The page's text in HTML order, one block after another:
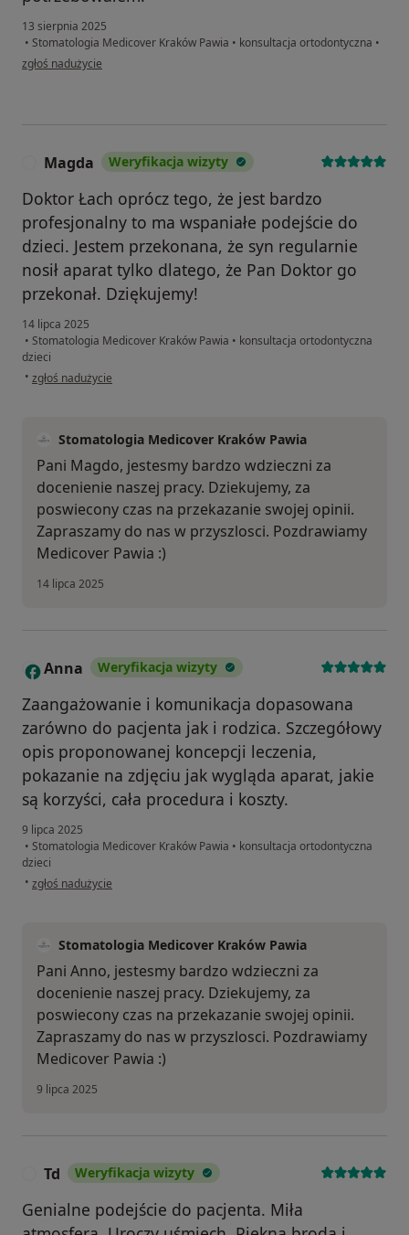
13 sierpnia 2025
• Stomatologia Medicover Kraków Pawia • konsultacja ortodontyczna •
w opinii użytkownika Pacjent
zgłoś nadużycie
Magda Weryfikacja wizyty
Doktor Łach oprócz tego, że jest bardzo
profesjonalny to ma wspaniałe podejście do
dzieci. Jestem przekonana, że syn regularnie
nosił aparat tylko dlatego, że Pan Doktor go
przekonał. Dziękujemy!
14 lipca 2025
• Stomatologia Medicover Kraków Pawia • konsultacja ortodontyczna
dzieci
• w opinii użytkownika Magda
zgłoś nadużycie
Stomatologia Medicover Kraków Pawia
Pani Magdo, jestesmy bardzo wdzieczni za
docenienie naszej pracy. Dziekujemy, za
poswiecony czas na przekazanie swojej opinii.
Zapraszamy do nas w przyszlosci. Pozdrawiamy
Medicover Pawia :)
14 lipca 2025
A Anna Weryfikacja wizyty
Zaangażowanie i komunikacja dopasowana
zarówno do pacjenta jak i rodzica. Szczegółowy
opis proponowanej koncepcji leczenia,
pokazanie na zdjęciu jak wygląda aparat, jakie
są korzyści, cała procedura i koszty.
9 lipca 2025
• Stomatologia Medicover Kraków Pawia • konsultacja ortodontyczna
dzieci
• w opinii użytkownika Anna
zgłoś nadużycie
Stomatologia Medicover Kraków Pawia
Pani Anno, jestesmy bardzo wdzieczni za
docenienie naszej pracy. Dziekujemy, za
poswiecony czas na przekazanie swojej opinii.
Zapraszamy do nas w przyszlosci. Pozdrawiamy
Medicover Pawia :)
9 lipca 2025
Td Weryfikacja wizyty
Genialne podejście do pacjenta. Miła